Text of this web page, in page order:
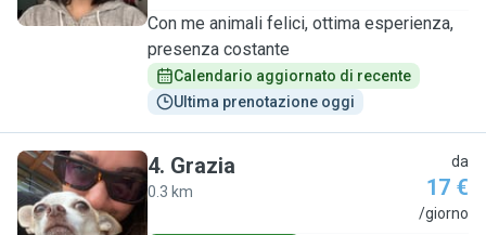
Con me animali felici, ottima esperienza,
presenza costante
Calendario aggiornato di recente
Ultima prenotazione oggi
G
4. Grazia
0.3 km
da
17 €
/giorno